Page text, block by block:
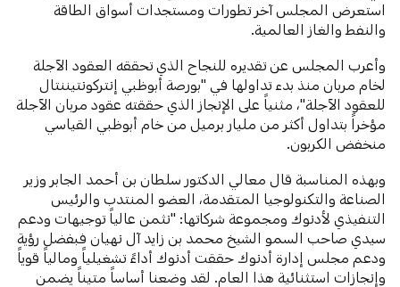
استعرض المجلس آخر تطورات ومستجدات أسواق الطاقة
والنفط والغاز العالمية.
وأعرب المجلس عن تقديره للنجاح الذي تحققه العقود الآجلة
لخام مربان منذ بدء تداولها في "بورصة أبوظبي إنتركونتيننتال
للعقود الآجلة"، مثنياً على الإنجاز الذي حققته عقود مربان الآجلة
مؤخراً بتداول أكثر من مليار برميل من خام أبوظبي القياسي
منخفض الكربون.
وبهذه المناسبة قال معالي الدكتور سلطان بن أحمد الجابر وزير
الصناعة والتكنولوجيا المتقدمة، العضو المنتدب والرئيس
التنفيذي لأدنوك ومجموعة شركاتها: "نثمن عالياً توجيهات ودعم
سيدي صاحب السمو الشيخ محمد بن زايد آل نهيان فبفضل رؤية
ودعم مجلس إدارة أدنوك حققت أدنوك أداءً تشغيلياً ومالياً قوياً
وإنجازات استثنائية هذا العام. لقد وضعنا أساساً متيناً يضمن